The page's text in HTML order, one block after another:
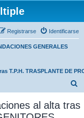
Identificarse
Registrarse
GENERALES
T.P.H. TRASPLANTE DE
s
al alta tras